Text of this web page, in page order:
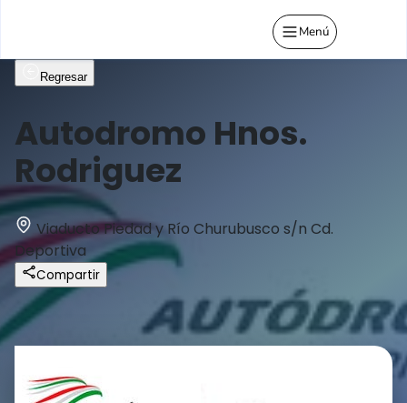
Menú
Regresar
Autodromo Hnos.
Rodriguez
Viaducto Piedad y Río Churubusco s/n Cd.
Deportiva
Compartir